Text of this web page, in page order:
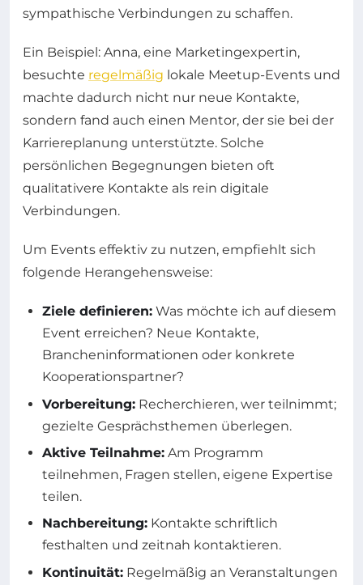
sympathische Verbindungen zu schaffen.
Ein Beispiel: Anna, eine Marketingexpertin,
besuchte regelmäßig lokale Meetup-Events und
machte dadurch nicht nur neue Kontakte,
sondern fand auch einen Mentor, der sie bei der
Karriereplanung unterstützte. Solche
persönlichen Begegnungen bieten oft
qualitativere Kontakte als rein digitale
Verbindungen.
Um Events effektiv zu nutzen, empfiehlt sich
folgende Herangehensweise:
Ziele definieren: Was möchte ich auf diesem
Event erreichen? Neue Kontakte,
Brancheninformationen oder konkrete
Kooperationspartner?
Vorbereitung: Recherchieren, wer teilnimmt;
gezielte Gesprächsthemen überlegen.
Aktive Teilnahme: Am Programm
teilnehmen, Fragen stellen, eigene Expertise
teilen.
Nachbereitung: Kontakte schriftlich
festhalten und zeitnah kontaktieren.
Kontinuität: Regelmäßig an Veranstaltungen